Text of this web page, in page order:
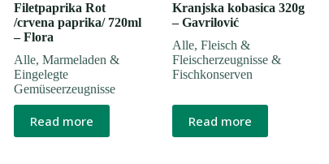
Filetpaprika Rot
/crvena paprika/ 720ml
– Flora
Alle, Marmeladen &
Eingelegte
Gemüseerzeugnisse
Read more
Kranjska kobasica 320g
– Gavrilović
Alle, Fleisch &
Fleischerzeugnisse &
Fischkonserven
Read more